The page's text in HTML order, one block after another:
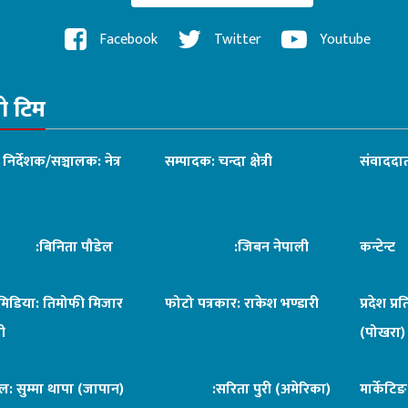
Facebook Twitter Youtube
टिम
निर्देशक/सञ्चालक: नेत्र सम्पादक: चन्दा क्षेत्री
पौडेल :जिबन नेपाली
तिमोफी मिजार
फोटो पत्रकार: राकेश भण्डारी
प्रदेश
(पोखरा)
सुम्मा थापा (जापान) :सरिता पुरी (अमेरिका)